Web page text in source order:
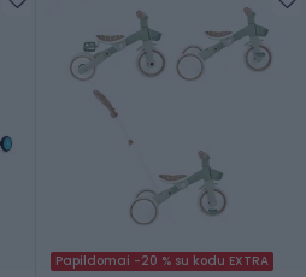
Papildomai -20 % su kodu EXTRA